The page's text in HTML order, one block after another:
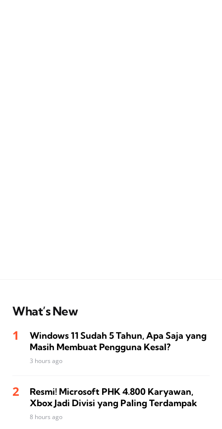
What’s New
Windows 11 Sudah 5 Tahun, Apa Saja yang
Masih Membuat Pengguna Kesal?
3 hours ago
Resmi! Microsoft PHK 4.800 Karyawan,
Xbox Jadi Divisi yang Paling Terdampak
8 hours ago